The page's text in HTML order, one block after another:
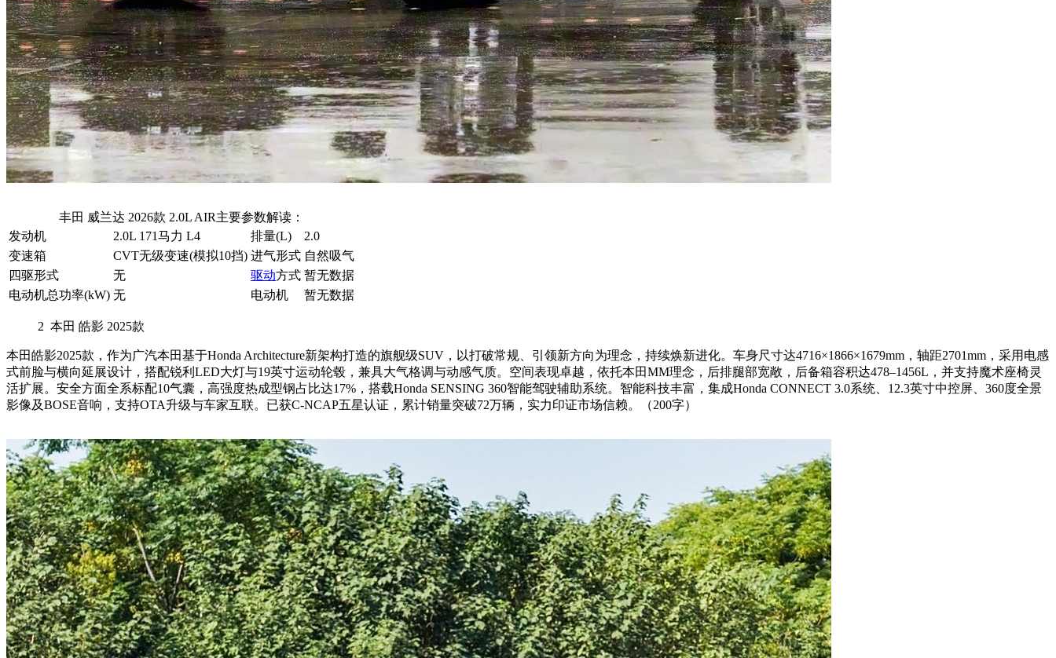
丰田 威兰达 2026款 2.0L AIR主要参数解读：
发动机
2.0L 171马力 L4 排量(L)
2.0
变速箱
CVT无级变速(模拟10挡) 进气形式 自然吸气
四驱形式
无 驱动方式 暂无数据
电动机总功率(kW) 无 电动机 暂无数据
2 本田 皓影 2025款
本田皓影2025款，作为广汽本田基于Honda Architecture新架构打造的旗舰级SUV，以打破常规、引领新方向为理念，持续焕新进化。车身尺寸达4716×1866×1679mm，轴距2701mm，采用电感
式前脸与横向延展设计，搭配锐利LED大灯与19英寸运动轮毂，兼具大气格调与动感气质。空间表现卓越，依托本田MM理念，后排腿部宽敞，后备箱容积达478–1456L，并支持魔术座椅灵
活扩展。安全方面全系标配10气囊，高强度热成型钢占比达17%，搭载Honda SENSING 360智能驾驶辅助系统。智能科技丰富，集成Honda CONNECT 3.0系统、12.3英寸中控屏、360度全景
影像及BOSE音响，支持OTA升级与车家互联。已获C-NCAP五星认证，累计销量突破72万辆，实力印证市场信赖。（200字）